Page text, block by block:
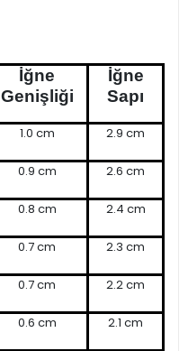
İğne
Genişliği
İğne
Sapı
1.0 cm 2.9 cm
0.9 cm 2.6 cm
0.8 cm 2.4 cm
0.7 cm 2.3 cm
0.7 cm 2.2 cm
0.6 cm 2.1 cm